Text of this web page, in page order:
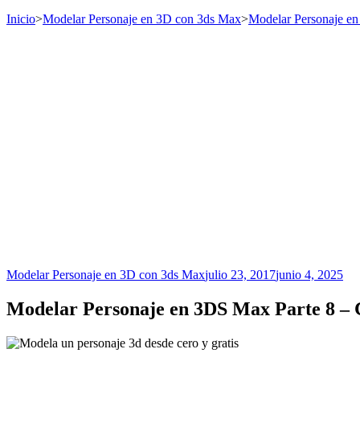
Inicio>Modelar Personaje en 3D con 3ds Max>Modelar Personaje
Modelar Personaje en 3D con 3ds Maxjulio 23, 2017junio 4, 2025
Modelar Personaje en 3DS Max Parte 8 –